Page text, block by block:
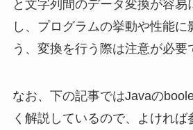
と文字列間のデータ変換が容易
し、プログラムの挙動や性能に
う、変換を行う際は注意が必要
なお、下の記事ではJavaの
く解説しているので、よければ